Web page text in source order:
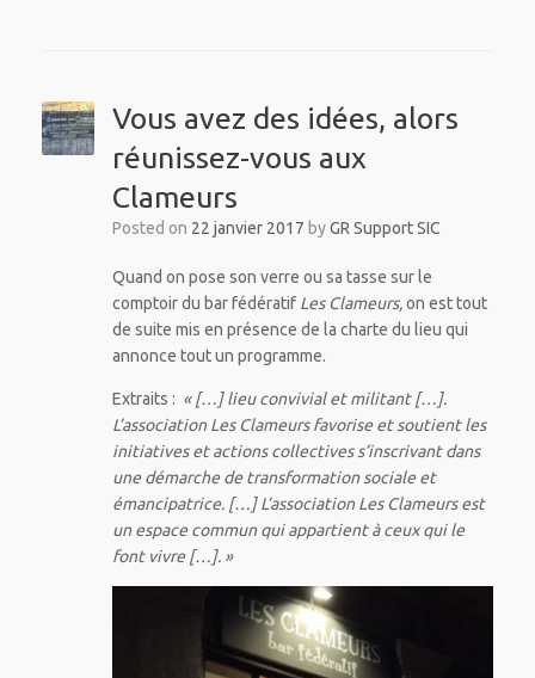
Vous avez des idées, alors
réunissez-vous aux
Clameurs
Posted on 22 janvier 2017 byGR Support SIC
Quand on pose son verre ou sa tasse sur le
comptoir du bar fédératif Les Clameurs,on est tout
de suite mis en présence de la charte du lieu qui
annonce tout un programme.
Extraits : « […] lieu convivial et militant […].
L’association Les Clameurs favorise et soutient les
initiatives et actions collectives s’inscrivant dans
une démarche de transformation sociale et
émancipatrice. […] L’association Les Clameurs est
un espace commun qui appartient à ceux qui le
font vivre […]. »